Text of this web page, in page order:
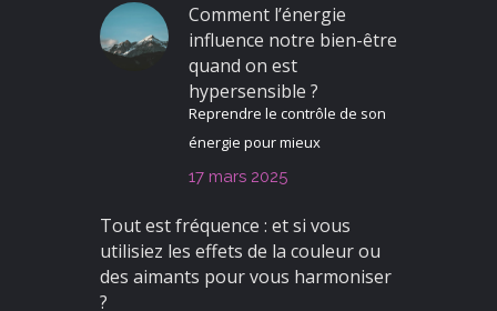
Comment l’énergie
influence notre bien-être
quand on est
hypersensible ?
Reprendre le contrôle de son
énergie pour mieux
17 mars 2025
Tout est fréquence : et si vous
utilisiez les effets de la couleur ou
des aimants pour vous harmoniser
?